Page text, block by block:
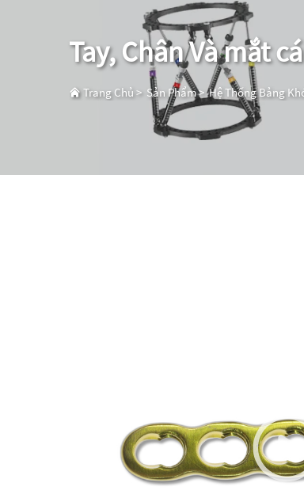
Tay, Chân Và mắt
Trang Chủ> Sản Phẩm>Hệ Thống Bảng